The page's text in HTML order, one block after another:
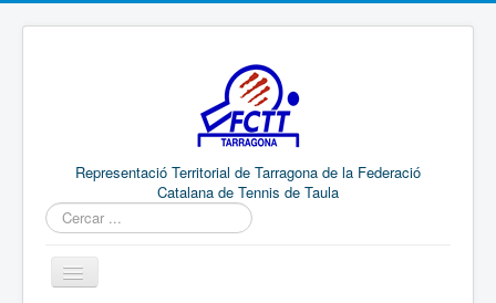
Representació Territorial de Tarragona de la Federació
Catalana de Tennis de Taula
Cercar
...